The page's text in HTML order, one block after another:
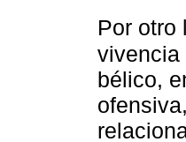
Por otro
vivencia
bélico,